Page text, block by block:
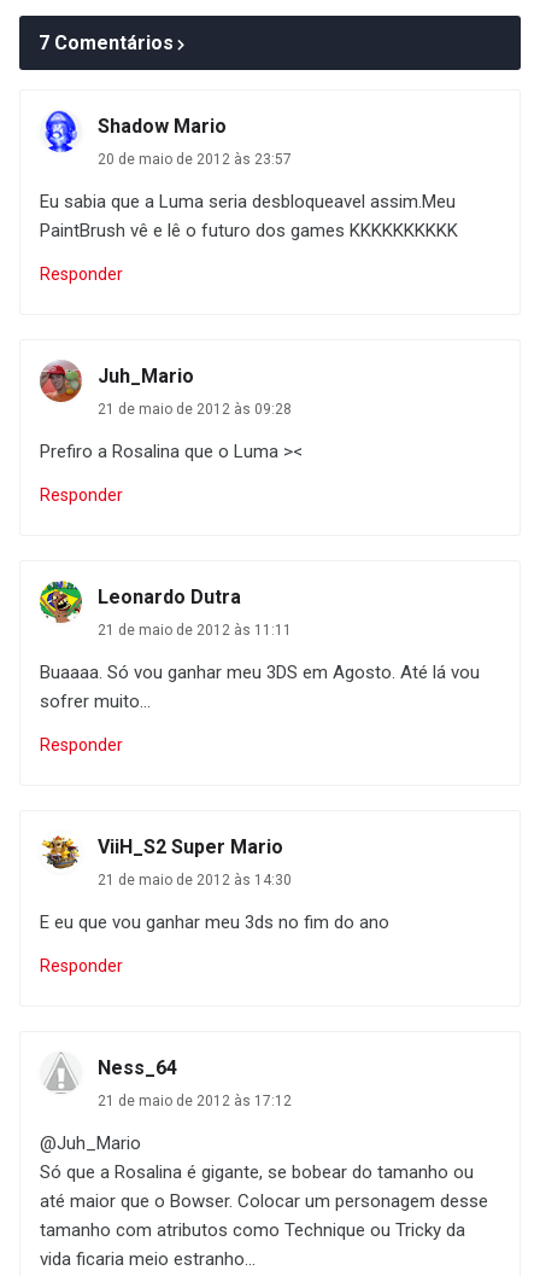
7 Comentários
Shadow Mario
20 de maio de 2012 às 23:57
Eu sabia que a Luma seria desbloqueavel assim.Meu
PaintBrush vê e lê o futuro dos games KKKKKKKKKK
Responder
Juh_Mario
21 de maio de 2012 às 09:28
Prefiro a Rosalina que o Luma ><
Responder
Leonardo Dutra
21 de maio de 2012 às 11:11
Buaaaa. Só vou ganhar meu 3DS em Agosto. Até lá vou
sofrer muito...
Responder
ViiH_S2 Super Mario
21 de maio de 2012 às 14:30
E eu que vou ganhar meu 3ds no fim do ano
Responder
Ness_64
21 de maio de 2012 às 17:12
@Juh_Mario
Só que a Rosalina é gigante, se bobear do tamanho ou
até maior que o Bowser. Colocar um personagem desse
tamanho com atributos como Technique ou Tricky da
vida ficaria meio estranho...